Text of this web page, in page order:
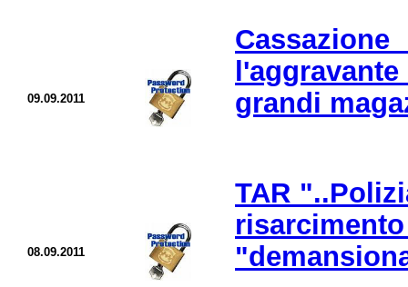
09.09.2011
grandi
08.09.2011
TAR